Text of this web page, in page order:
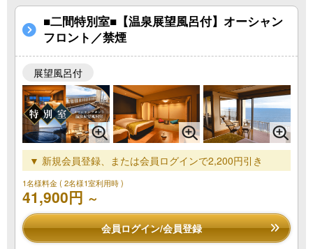
■二間特別室■【温泉展望風呂付】オーシャン
フロント／禁煙
展望風呂付
▼ 新規会員登録、または会員ログインで2,200円引き
1名様料金( 2名様1室利用時 )
41,900円 ～
会員ログイン/会員登録